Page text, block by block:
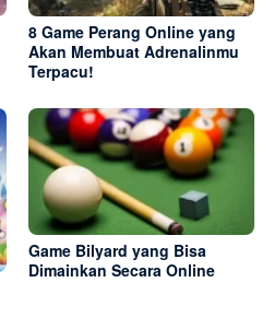
8 Game Perang Online yang
Akan Membuat Adrenalinmu
Terpacu!
Game Bilyard yang Bisa
Dimainkan Secara Online